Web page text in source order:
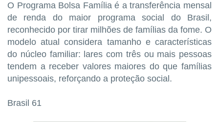
O Programa Bolsa Família é a transferência mensal
de renda do maior programa social do Brasil,
reconhecido por tirar milhões de famílias da fome. O
modelo atual considera tamanho e características
do núcleo familiar: lares com três ou mais pessoas
tendem a receber valores maiores do que famílias
unipessoais, reforçando a proteção social.
Brasil 61